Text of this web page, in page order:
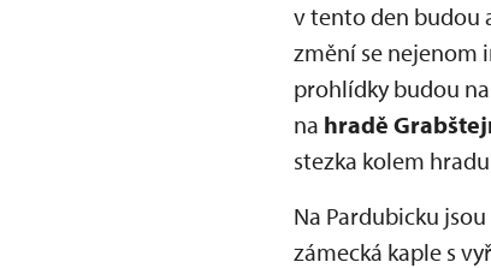
v tento den budou
změní se nejenom
prohlídky budou
na hradě
stezka kolem
Na Pardubicku
zámecká kaple s